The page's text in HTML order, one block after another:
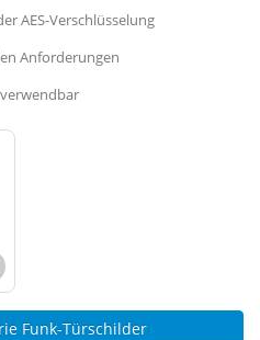
AES-Verschlüsselung
Anforderungen
Funk-Türschilder